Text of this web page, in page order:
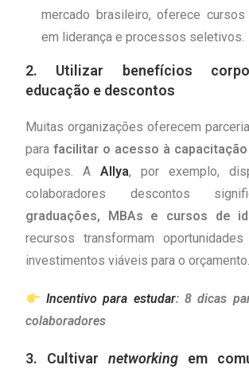
mercado brasileiro, oferece
em liderança e processos seletivos.
2. Utilizar benefícios
educação e descontos
Muitas organizações oferecem
para facilitar o acesso à capacitação
equipes. AAllya, por exemplo,
colaboradores descontos
graduações, MBAs e cursos de
recursos transformam
investimentos viáveis para o orçamento.
Incentivo para estudar: 8 dicas
colaboradores
3. Cultivarnetworking em